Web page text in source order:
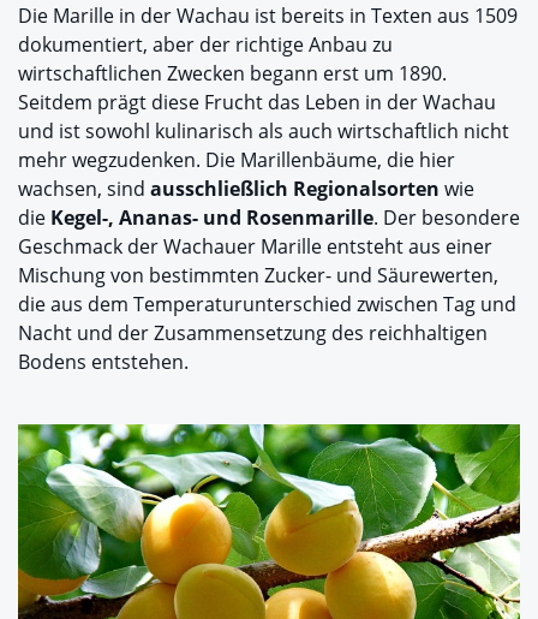
Die Marille in der Wachau ist bereits in Texten aus 1509
dokumentiert, aber der richtige Anbau zu
wirtschaftlichen Zwecken begann erst um 1890.
Seitdem prägt diese Frucht das Leben in der Wachau
und ist sowohl kulinarisch als auch wirtschaftlich nicht
mehr wegzudenken. Die Marillenbäume, die hier
wachsen, sind ausschließlich Regionalsorten wie
die Kegel-, Ananas- und Rosenmarille. Der besondere
Geschmack der Wachauer Marille entsteht aus einer
Mischung von bestimmten Zucker- und Säurewerten,
die aus dem Temperaturunterschied zwischen Tag und
Nacht und der Zusammensetzung des reichhaltigen
Bodens entstehen.